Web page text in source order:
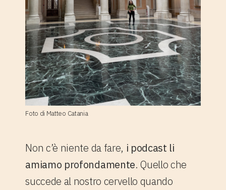
Foto di Matteo Catania
Non c’è niente da fare, i podcast li
amiamo profondamente. Quello che
succede al nostro cervello quando